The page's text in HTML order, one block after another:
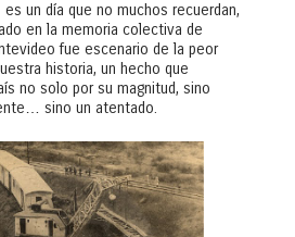
un día que no muchos recuerdan,
en la memoria colectiva de
fue escenario de la peor
historia, un hecho que
no solo por su magnitud, sino
sino un atentado.